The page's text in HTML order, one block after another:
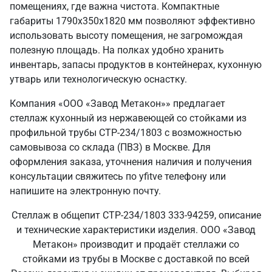
помещениях, где важна чистота. Компактные
габариты 1790х350х1820 мм позволяют эффективно
использовать высоту помещения, не загромождая
полезную площадь. На полках удобно хранить
инвентарь, запасы продуктов в контейнерах, кухонную
утварь или технологическую оснастку.
Компания «ООО «Завод Метакон»» предлагает
стеллаж кухонный из нержавеющей со стойками из
профильной трубы СТР-234/1803 с возможностью
самовывоза со склада (ПВЗ) в Москве. Для
оформления заказа, уточнения наличия и получения
консультации свяжитесь по yfitve телефону или
напишите на электронную почту.
Стеллаж в общепит СТР-234/1803 333-94259, описание
и технические характеристики изделия. ООО «Завод
Метакон» производит и продаёт стеллажи со
стойками из трубы в Москве с доставкой по всей